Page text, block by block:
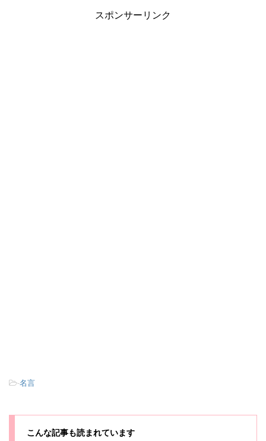
スポンサーリンク
-名言
こんな記事も読まれています